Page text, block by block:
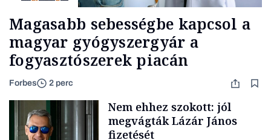
Magasabb sebességbe kapcsol a
magyar gyógyszergyár a
fogyasztószerek piacán
Forbes 2 perc
Nem ehhez szokott: jól
megvágták Lázár János
fizetését